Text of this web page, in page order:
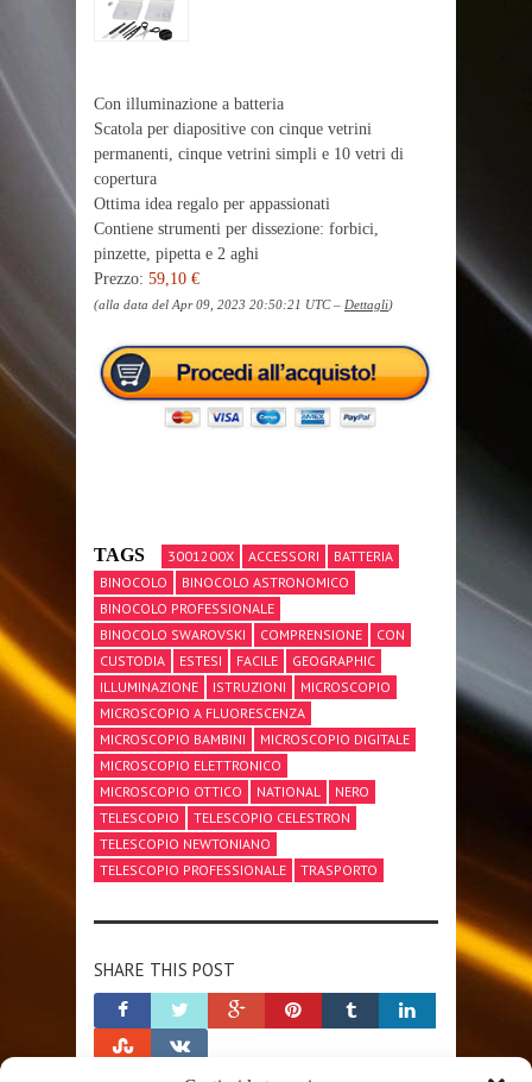
Con illuminazione a batteria
Scatola per diapositive con cinque vetrini
permanenti, cinque vetrini simpli e 10 vetri di
copertura
Ottima idea regalo per appassionati
Contiene strumenti per dissezione: forbici,
pinzette, pipetta e 2 aghi
Prezzo: 59,10 €
(alla data del Apr 09, 2023 20:50:21 UTC – Dettagli)
TAGS 3001200X ACCESSORI
BATTERIA
BINOCOLO
BINOCOLO ASTRONOMICO
BINOCOLO PROFESSIONALE
BINOCOLO SWAROVSKI
COMPRENSIONE
CON
CUSTODIA
ESTESI FACILE
GEOGRAPHIC
ILLUMINAZIONE
ISTRUZIONI
MICROSCOPIO
MICROSCOPIO A FLUORESCENZA
MICROSCOPIO BAMBINI
MICROSCOPIO DIGITALE
MICROSCOPIO ELETTRONICO
MICROSCOPIO OTTICO
NATIONAL
NERO
TELESCOPIO
TELESCOPIO CELESTRON
TELESCOPIO NEWTONIANO
TELESCOPIO PROFESSIONALE
TRASPORTO
SHARE THIS POST